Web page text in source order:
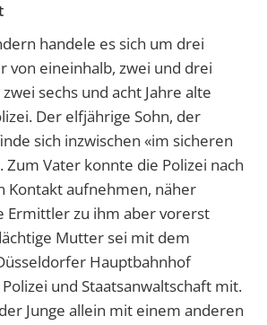
handele es sich um drei
von eineinhalb, zwei und drei
sechs und acht Jahre alte
Der elfjährige Sohn, der
sich inzwischen «im sicheren
Zum Vater konnte die Polizei nach
Kontakt aufnehmen, näher
Ermittler zu ihm aber vorerst
Mutter sei mit dem
Hauptbahnhof
und Staatsanwaltschaft mit.
Junge allein mit einem anderen